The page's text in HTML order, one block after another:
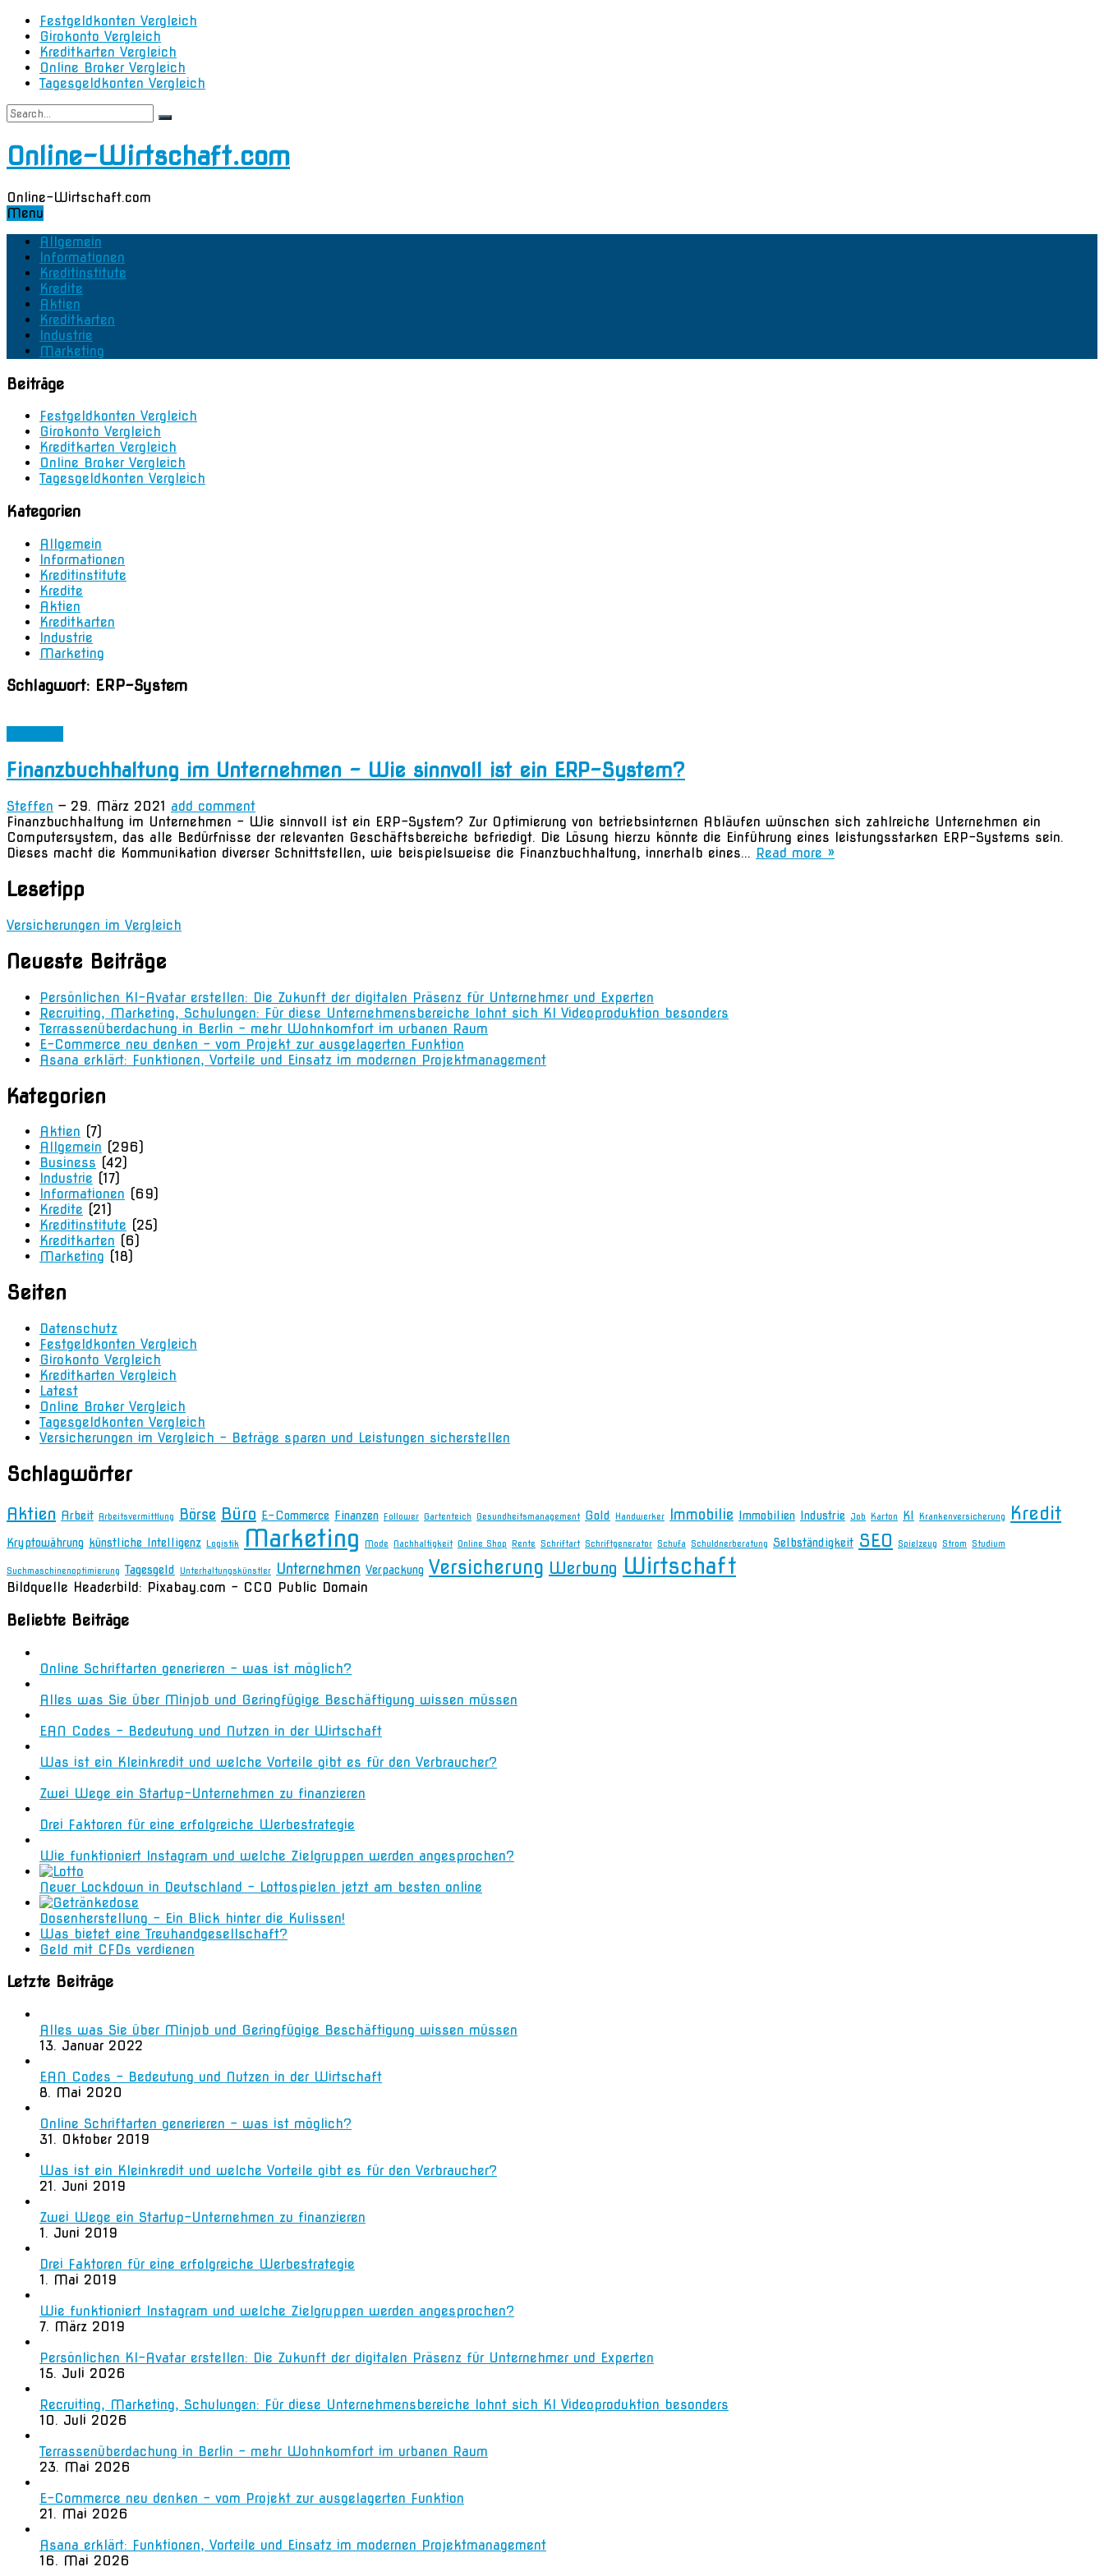
Festgeldkonten Vergleich
Girokonto Vergleich
Kreditkarten Vergleich
Online Broker Vergleich
Tagesgeldkonten Vergleich
Online-Wirtschaft.com
Online-Wirtschaft.com
Menu
Allgemein
Informationen
Kreditinstitute
Kredite
Aktien
Kreditkarten
Industrie
Marketing
Beiträge
Festgeldkonten Vergleich
Girokonto Vergleich
Kreditkarten Vergleich
Online Broker Vergleich
Tagesgeldkonten Vergleich
Kategorien
Allgemein
Informationen
Kreditinstitute
Kredite
Aktien
Kreditkarten
Industrie
Marketing
Schlagwort: ERP-System
Finanzbuchhaltung im Unternehmen – Wie sinnvoll ist ein ERP-System?
Steffen — 29. März 2021 add comment
Finanzbuchhaltung im Unternehmen – Wie sinnvoll ist ein ERP-System? Zur Optimierung von betriebsinternen Abläufen wünschen sich zahlreiche Unternehmen ein
Computersystem, das alle Bedürfnisse der relevanten Geschäftsbereiche befriedigt. Die Lösung hierzu könnte die Einführung eines leistungsstarken ERP-Systems sein.
Dieses macht die Kommunikation diverser Schnittstellen, wie beispielsweise die Finanzbuchhaltung, innerhalb eines... Read more »
Lesetipp
Versicherungen im Vergleich
Neueste Beiträge
Persönlichen KI-Avatar erstellen: Die Zukunft der digitalen Präsenz für Unternehmer und Experten
Recruiting, Marketing, Schulungen: Für diese Unternehmensbereiche lohnt sich KI Videoproduktion besonders
Terrassenüberdachung in Berlin – mehr Wohnkomfort im urbanen Raum
E-Commerce neu denken – vom Projekt zur ausgelagerten Funktion
Asana erklärt: Funktionen, Vorteile und Einsatz im modernen Projektmanagement
Kategorien
Aktien (7)
Allgemein (296)
Business (42)
Industrie (17)
Informationen (69)
Kredite (21)
Kreditinstitute (25)
Kreditkarten (6)
Marketing (18)
Seiten
Datenschutz
Festgeldkonten Vergleich
Girokonto Vergleich
Kreditkarten Vergleich
Latest
Online Broker Vergleich
Tagesgeldkonten Vergleich
Versicherungen im Vergleich – Beträge sparen und Leistungen sicherstellen
Schlagwörter
Aktien Arbeit Arbeitsvermittlung Börse Büro E-Commerce Finanzen Follower Gartenteich Gesundheitsmanagement Gold Handwerker Immobilie Immobilien Industrie Job Karton KI Krankenversicherung Kredit
Kryptowährung künstliche Intelligenz Logistik Marketing Mode Nachhaltigkeit Online Shop Rente Schriftart Schriftgenerator Schufa Schuldnerberatung Selbständigkeit SEO Spielzeug Strom Studium
Suchmaschinenoptimierung Tagesgeld Unterhaltungskünstler Unternehmen Verpackung Versicherung Werbung Wirtschaft
Bildquelle Headerbild: Pixabay.com - CC0 Public Domain
Beliebte Beiträge
Online Schriftarten generieren – was ist möglich?
Alles was Sie über Minjob und Geringfügige Beschäftigung wissen müssen
EAN Codes – Bedeutung und Nutzen in der Wirtschaft
Was ist ein Kleinkredit und welche Vorteile gibt es für den Verbraucher?
Zwei Wege ein Startup-Unternehmen zu finanzieren
Drei Faktoren für eine erfolgreiche Werbestrategie
Wie funktioniert Instagram und welche Zielgruppen werden angesprochen?
Neuer Lockdown in Deutschland – Lottospielen jetzt am besten online
Dosenherstellung – Ein Blick hinter die Kulissen!
Was bietet eine Treuhandgesellschaft?
Geld mit CFDs verdienen
Letzte Beiträge
Alles was Sie über Minjob und Geringfügige Beschäftigung wissen müssen
13. Januar 2022
EAN Codes – Bedeutung und Nutzen in der Wirtschaft
8. Mai 2020
Online Schriftarten generieren – was ist möglich?
31. Oktober 2019
Was ist ein Kleinkredit und welche Vorteile gibt es für den Verbraucher?
21. Juni 2019
Zwei Wege ein Startup-Unternehmen zu finanzieren
1. Juni 2019
Drei Faktoren für eine erfolgreiche Werbestrategie
1. Mai 2019
Wie funktioniert Instagram und welche Zielgruppen werden angesprochen?
7. März 2019
Persönlichen KI-Avatar erstellen: Die Zukunft der digitalen Präsenz für Unternehmer und Experten
15. Juli 2026
Recruiting, Marketing, Schulungen: Für diese Unternehmensbereiche lohnt sich KI Videoproduktion besonders
10. Juli 2026
Terrassenüberdachung in Berlin – mehr Wohnkomfort im urbanen Raum
23. Mai 2026
E-Commerce neu denken – vom Projekt zur ausgelagerten Funktion
21. Mai 2026
Asana erklärt: Funktionen, Vorteile und Einsatz im modernen Projektmanagement
16. Mai 2026